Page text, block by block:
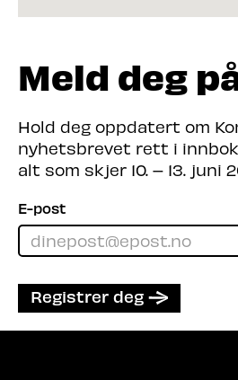
Meld deg
Hold deg oppdatert om
nyhetsbrevet rett i
alt som skjer 10. – 13. juni
E-post
Registrer deg